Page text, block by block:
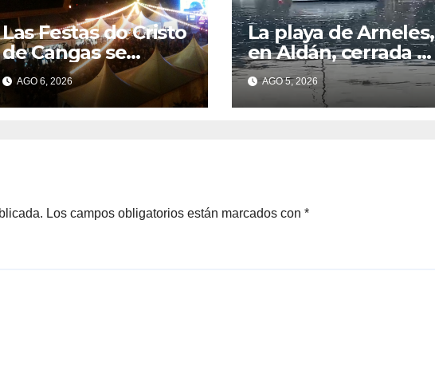
Las Festas do Cristo
de Cangas se
centran en artistas
gallegos
AGO 6, 2026
La playa de Arneles,
en Aldán, cerrada al
baño por
contaminación del
agua tras
AGO 5, 2026
Los campos obligatorios están marcados con *